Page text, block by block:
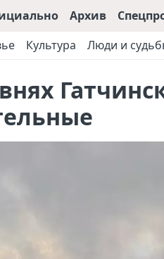
Архив
Культура Люди и